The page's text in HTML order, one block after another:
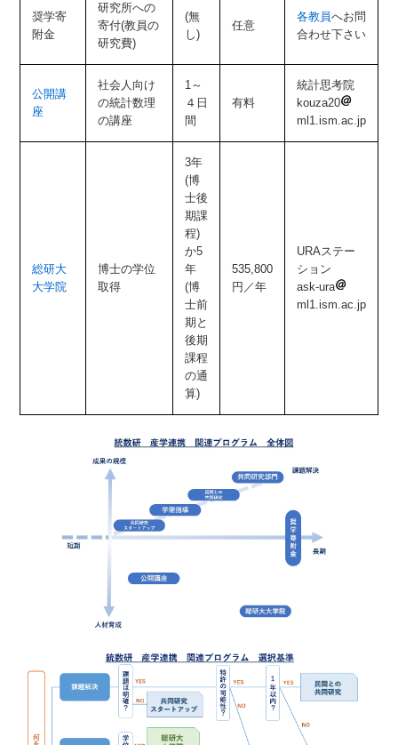
奨学寄
附金
研究所への
寄付(教員の
研究費)
(無
し)
任意
各教員へお問
合わせ下さい
公開講
座
社会人向け
の統計数理
の講座
1～
４日
間
有料
統計思考院
kouza20
ml1.ism.ac.jp
総研大
大学院
博士の学位
取得
3年
(博
士後
期課
程)
か5
年
(博
士前
期と
後期
課程
の通
算)
535,800
円／年
URAステー
ション
ask-ura
ml1.ism.ac.jp